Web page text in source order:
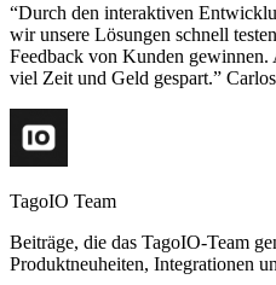
“Durch den interaktiven
wir unsere Lösungen schnell
Feedback von Kunden gewinnen.
viel Zeit und Geld gespart.”
TagoIO Team
Beiträge, die das TagoIO-Team
Produktneuheiten, Integrationen